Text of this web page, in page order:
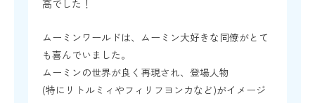
高でした！
ムーミンワールドは、ムーミン大好きな同僚がとて
も喜んでいました。
ムーミンの世界が良く再現され、登場人物
(特にリトルミィやフィリフヨンカなど)がイメージ